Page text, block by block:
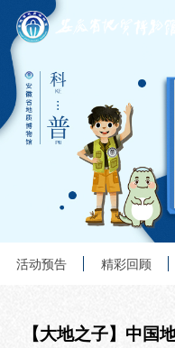
活动预告 精彩回顾
【大地之子】中